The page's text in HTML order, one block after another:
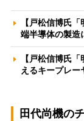
【戸松信博氏
端半導体の製
【戸松信博氏
えるキープレ
田代尚機の